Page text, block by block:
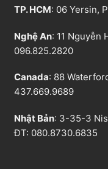
TP. HCM: 06 Yersin,
Nghệ An: 11 Nguyễn
096.825.2820
Canada: 88
437.669.9689
Nhật Bản: 3-35-3
ĐT: 080.8730.6835